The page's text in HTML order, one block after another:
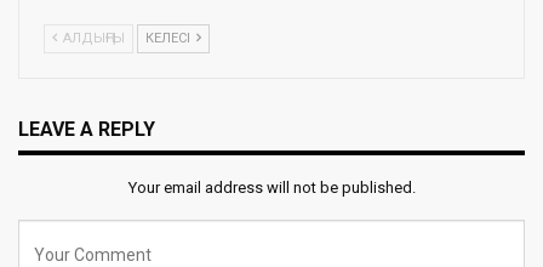
АЛДЫҢҒЫ КЕЛЕСІ
LEAVE A REPLY
Your email address will not be published.